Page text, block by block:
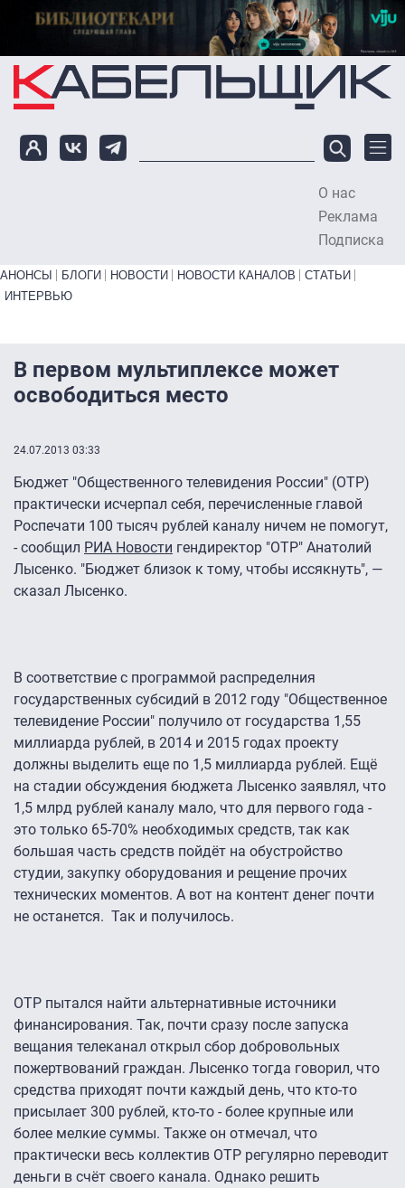
Перейти к основному содержанию
О нас
Реклама
Подписка
Primary links bottom
АНОНСЫ БЛОГИ НОВОСТИ НОВОСТИ КАНАЛОВ
СТАТЬИ
ИНТЕРВЬЮ
В первом мультиплексе может
освободиться место
24.07.2013 03:33
Бюджет "Общественного телевидения России" (ОТР)
практически исчерпал себя, перечисленные главой
Роспечати 100 тысяч рублей каналу ничем не помогут,
- сообщил РИА Новости гендиректор "ОТР" Анатолий
Лысенко. "Бюджет близок к тому, чтобы иссякнуть", —
сказал Лысенко.
В соответствие с программой распределния
государственных субсидий в 2012 году "Общественное
телевидение России" получило от государства 1,55
миллиарда рублей, в 2014 и 2015 годах проекту
должны выделить еще по 1,5 миллиарда рублей. Ещё
на стадии обсуждения бюджета Лысенко заявлял, что
1,5 млрд рублей каналу мало, что для первого года -
это только 65-70% необходимых средств, так как
большая часть средств пойдёт на обустройство
студии, закупку оборудования и рещение прочих
технических моментов. А вот на контент денег почти
не останется. Так и получилось.
ОТР пытался найти альтернативные источники
финансирования. Так, почти сразу после запуска
вещания телеканал открыл сбор добровольных
пожертвований граждан. Лысенко тогда говорил, что
средства приходят почти каждый день, что кто-то
присылает 300 рублей, кто-то - более крупные или
более мелкие суммы. Также он отмечал, что
практически весь коллектив ОТР регулярно переводит
деньги в счёт своего канала. Однако решить